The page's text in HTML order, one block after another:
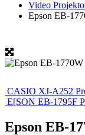
Video
Epson EB-
CASIO XJ-A252
E[SON EB-1795F
Epson EB-